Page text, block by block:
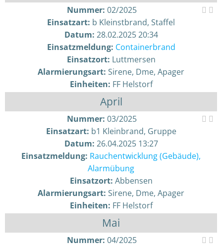
Nummer: 02/2025
Einsatzart: b Kleinstbrand, Staffel
Datum: 28.02.2025 20:34
Einsatzmeldung: Containerbrand
Einsatzort: Luttmersen
Alarmierungsart: Sirene, Dme, Apager
Einheiten: FF Helstorf
April
Nummer: 03/2025
Einsatzart: b1 Kleinbrand, Gruppe
Datum: 26.04.2025 13:27
Einsatzmeldung: Rauchentwicklung (Gebäude),
Alarmübung
Einsatzort: Abbensen
Alarmierungsart: Sirene, Dme, Apager
Einheiten: FF Helstorf
Mai
Nummer: 04/2025